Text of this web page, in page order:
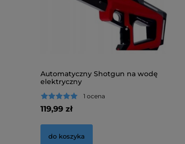
Automatyczny Shotgun na wodę
elektryczny
1 ocena
119,99 zł
do koszyka